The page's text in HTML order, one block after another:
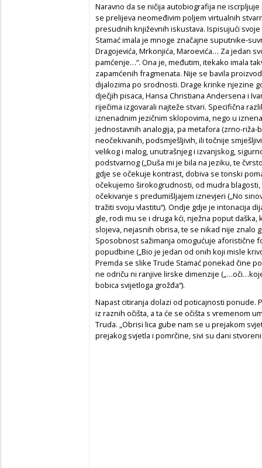
Naravno da se ničija autobiografija ne
se prelijeva neomeđivim poljem virtualnih
presudnih književnih iskustava. Ispisujući
Stamać imala je mnoge značajne suputnike-
Dragojevića, Mrkonjića, Maroevića… Za jedan
pamćenje…“. Ona je, međutim, itekako imala
zapamćenih fragmenata. Nije se bavila
dijalozima po srodnosti. Drage krinke njezine
dječjih pisaca, Hansa Christiana Andersena i
riječima izgovarali najteže stvari. Specifična
iznenadnim jezičnim sklopovima, nego u
jednostavnih analogija, pa metafora (zrno-
neočekivanih, podsmješljivih, ili točnije
velikog i malog, unutrašnjeg i izvanjskog,
podstvarnog („Duša mi je bila na jeziku, te
gdje se očekuje kontrast, dobiva se tonski
očekujemo širokogrudnosti, od mudra
očekivanje s predumišljajem iznevjeri („No
tražiti svoju vlastitu“). Ondje gdje je intonacija
gle, rodi mu se i druga kći, nježna poput
slojeva, nejasnih obrisa, te se nikad nije znalo
Sposobnost sažimanja omogućuje aforistične
popudbine („Bio je jedan od onih koji misle
Premda se slike Trude Stamać ponekad čine
ne odriču ni ranjive lirske dimenzije
bobica svijetloga grožđa“).
Napast citiranja dolazi od poticajnosti ponude.
iz raznih očišta, a ta će se očišta s vremenom
Truda. „Obrisi lica gube nam se u prejakom
prejakog svjetla i pomrčine, sivi su dani